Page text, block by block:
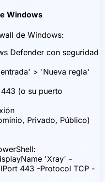
Windows
de Windows:
Defender con seguridad
> 'Nueva regla'
(o su puerto
Privado, Público)
'Xray' -
443 -Protocol TCP -